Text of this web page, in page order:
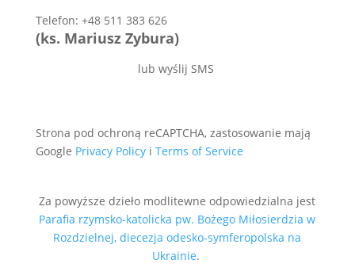
Telefon: +48 511 383 626
(ks. Mariusz Zybura)
lub wyślij SMS
Strona pod ochroną reCAPTCHA, zastosowanie mają
Google Privacy Policyi Terms of Service
Za powyższe dzieło modlitewne odpowiedzialna jest
Parafia rzymsko-katolicka pw. Bożego Miłosierdzia w
Rozdzielnej, diecezja odesko-symferopolska na
Ukrainie.